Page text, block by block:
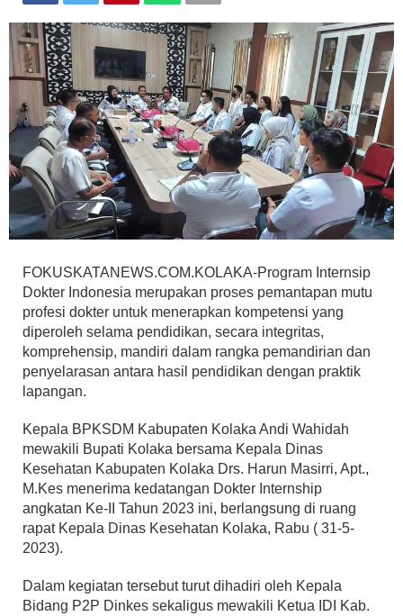
FOKUSKATANEWS.COM.KOLAKA-Program Internsip
Dokter Indonesia merupakan proses pemantapan mutu
profesi dokter untuk menerapkan kompetensi yang
diperoleh selama pendidikan, secara integritas,
komprehensip, mandiri dalam rangka pemandirian dan
penyelarasan antara hasil pendidikan dengan praktik
lapangan.
Kepala BPKSDM Kabupaten Kolaka Andi Wahidah
mewakili Bupati Kolaka bersama Kepala Dinas
Kesehatan Kabupaten Kolaka Drs. Harun Masirri, Apt.,
M.Kes menerima kedatangan Dokter Internship
angkatan Ke-II Tahun 2023 ini, berlangsung di ruang
rapat Kepala Dinas Kesehatan Kolaka, Rabu ( 31-5-
2023).
Dalam kegiatan tersebut turut dihadiri oleh Kepala
Bidang P2P Dinkes sekaligus mewakili Ketua IDI Kab.